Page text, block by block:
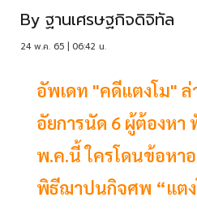
By ฐานเศรษฐกิจดิจิทัล
24 พ.ค. 65 | 06:42 น.
อัพเดท "คดีแตงโม"
อัยการนัด 6 ผู้ต้องหา
พ.ค.นี้ ใครโดนข้อหา
พิธีฌาปนกิจศพ “แตง